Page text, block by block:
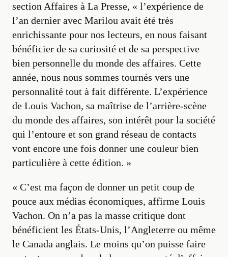
section Affaires à La Presse, « l’expérience de
l’an dernier avec Marilou avait été très
enrichissante pour nos lecteurs, en nous faisant
bénéficier de sa curiosité et de sa perspective
bien personnelle du monde des affaires. Cette
année, nous nous sommes tournés vers une
personnalité tout à fait différente. L’expérience
de Louis Vachon, sa maîtrise de l’arrière-scène
du monde des affaires, son intérêt pour la société
qui l’entoure et son grand réseau de contacts
vont encore une fois donner une couleur bien
particulière à cette édition. »
« C’est ma façon de donner un petit coup de
pouce aux médias économiques, affirme Louis
Vachon. On n’a pas la masse critique dont
bénéficient les États-Unis, l’Angleterre ou même
le Canada anglais. Le moins qu’on puisse faire